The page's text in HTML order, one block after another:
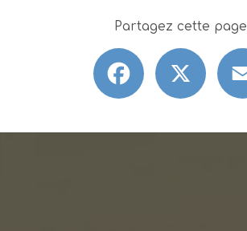
Partagez cette page
Facebook